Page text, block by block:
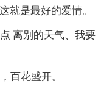
就是最好的爱情。
离别的天气、我要
百花盛开。